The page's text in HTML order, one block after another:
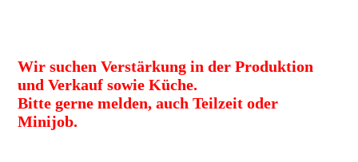
Wir suchen Verstärkung in der Produktion
und Verkauf sowie Küche.
Bitte gerne melden, auch Teilzeit oder
Minijob.